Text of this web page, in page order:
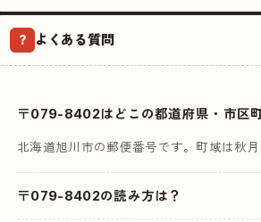
? よくある質問
〒079-8402はどこの都道府県・市区
北海道旭川市の郵便番号です。町域は秋月
〒079-8402の読み方は？